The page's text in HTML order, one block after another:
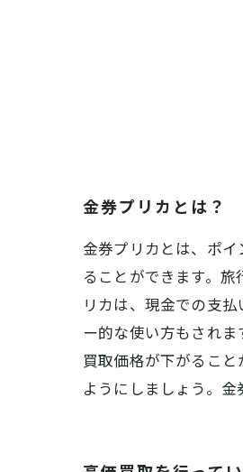
金券プリカとは？
金券プリカとは、ポ
ることができます。
リカは、現金での支
ー的な使い方もされま
買取価格が下がるこ
ようにしましょう。金